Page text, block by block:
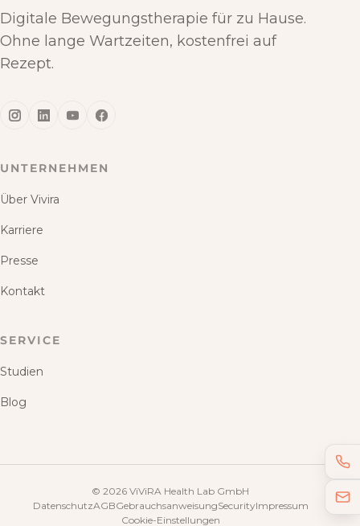
Digitale Bewegungstherapie für zu Hause.
Ohne lange Wartzeiten, kostenfrei auf
Rezept.
UNTERNEHMEN
Über Vivira
Karriere
Presse
Kontakt
SERVICE
Studien
Blog
© 2026 ViViRA Health Lab GmbH
DatenschutzAGBGebrauchsanweisungSecurityImpressum
Cookie-Einstellungen